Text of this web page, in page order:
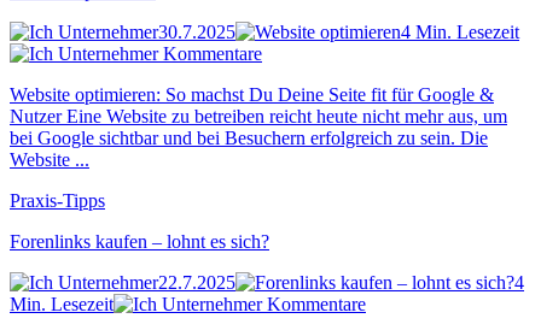
30.7.2025
4 Min. Lesezeit
Kommentare
Website optimieren: So machst Du Deine Seite fit für Google &
Nutzer Eine Website zu betreiben reicht heute nicht mehr aus, um
bei Google sichtbar und bei Besuchern erfolgreich zu sein. Die
Website ...
Praxis-Tipps
Forenlinks kaufen – lohnt es sich?
22.7.2025
4
Min. Lesezeit
Kommentare